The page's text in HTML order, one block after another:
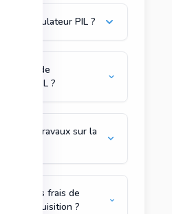
le simulateur PIL ?
de
par PIL ?
de travaux sur la
des frais de
d’acquisition ?